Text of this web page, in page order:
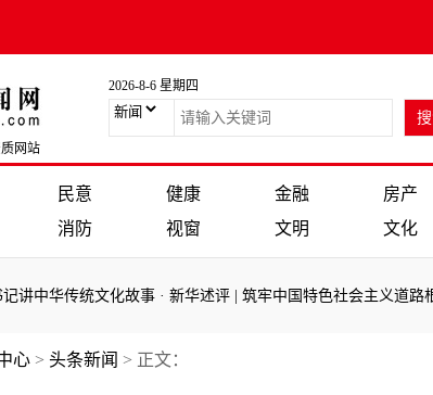
网站
2026-8-6 星期四
民意 健康 金融 房产
消防 视窗 文明 文化
传统文化故事·新华述评 | 筑牢中国特色社会主义道路根基
传统文化故事 · 新华述评 | 筑牢中国特色社会主义道路根基
心 > 头条新闻 > 正文：